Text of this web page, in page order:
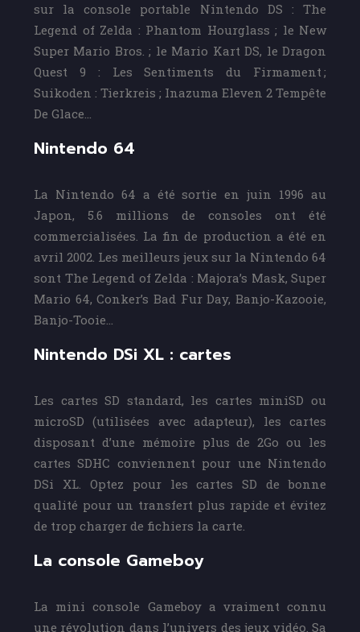
sur la console portable Nintendo DS : The
Legend of Zelda : Phantom Hourglass ; le New
Super Mario Bros. ; le Mario Kart DS, le Dragon
Quest 9 : Les Sentiments du Firmament ;
Suikoden : Tierkreis ; Inazuma Eleven 2 Tempête
De Glace…
Nintendo 64
La Nintendo 64 a été sortie en juin 1996 au
Japon, 5.6 millions de consoles ont été
commercialisées. La fin de production a été en
avril 2002. Les meilleurs jeux sur la Nintendo 64
sont The Legend of Zelda : Majora’s Mask, Super
Mario 64, Conker’s Bad Fur Day, Banjo-Kazooie,
Banjo-Tooie…
Nintendo DSi XL : cartes
Les cartes SD standard, les cartes miniSD ou
microSD (utilisées avec adapteur), les cartes
disposant d’une mémoire plus de 2Go ou les
cartes SDHC conviennent pour une Nintendo
DSi XL. Optez pour les cartes SD de bonne
qualité pour un transfert plus rapide et évitez
de trop charger de fichiers la carte.
La console Gameboy
La mini console Gameboy a vraiment connu
une révolution dans l’univers des jeux vidéo. Sa